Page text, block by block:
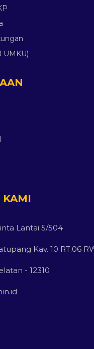
UMKU)
KAMI
Lantai 5/504
Kav. 10 RT.06
- 12310